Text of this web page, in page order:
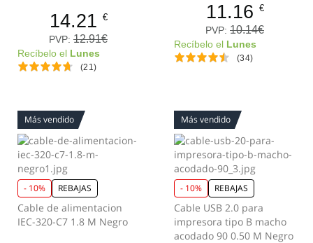
14.21 €
PVP: 12.91€
Recíbelo el Lunes
(21)
11.16 €
PVP: 10.14€
Recíbelo el Lunes
(34)
Más vendido
- 10% REBAJAS
Cable de alimentacion
IEC-320-C7 1.8 M Negro
Más vendido
- 10% REBAJAS
Cable USB 2.0 para
impresora tipo B macho
acodado 90 0.50 M Negro